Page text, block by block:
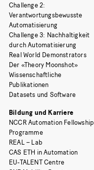
Challenge 2:
Verantwortungsbewusste
Automatisierung
Challenge 3: Nachhaltigkeit
durch Automatisierung
Real World Demonstrators
Der «Theory Moonshot»
Wissenschaftliche
Publikationen
Datasets und Software
Bildung und Karriere
NCCR Automation Fellowship
Programme
REAL – Lab
CAS ETH in Automation
EU-TALENT Centre